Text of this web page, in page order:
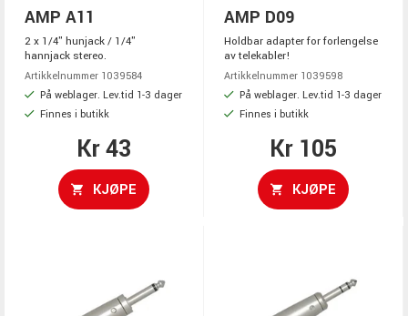
AMP A11
2 x 1/4" hunjack / 1/4"
hannjack stereo.
Artikkelnummer 1039584
På weblager. Lev.tid 1-3 dager
Finnes i butikk
Kr 43
KJØPE
AMP D09
Holdbar adapter for forlengelse
av telekabler!
Artikkelnummer 1039598
På weblager. Lev.tid 1-3 dager
Finnes i butikk
Kr 105
KJØPE